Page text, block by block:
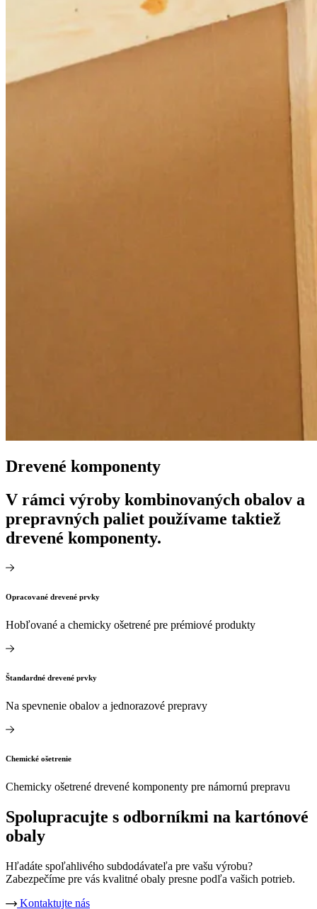
Drevené komponenty
V rámci výroby kombinovaných obalov a
prepravných paliet používame taktiež
drevené komponenty.
Opracované drevené prvky
Hobľované a chemicky ošetrené pre prémiové produkty
Štandardné drevené prvky
Na spevnenie obalov a jednorazové prepravy
Chemické ošetrenie
Chemicky ošetrené drevené komponenty pre námornú prepravu
Spolupracujte s odborníkmi na kartónové
obaly
Hľadáte spoľahlivého subdodávateľa pre vašu výrobu?
Zabezpečíme pre vás kvalitné obaly presne podľa vašich potrieb.
Kontaktujte nás